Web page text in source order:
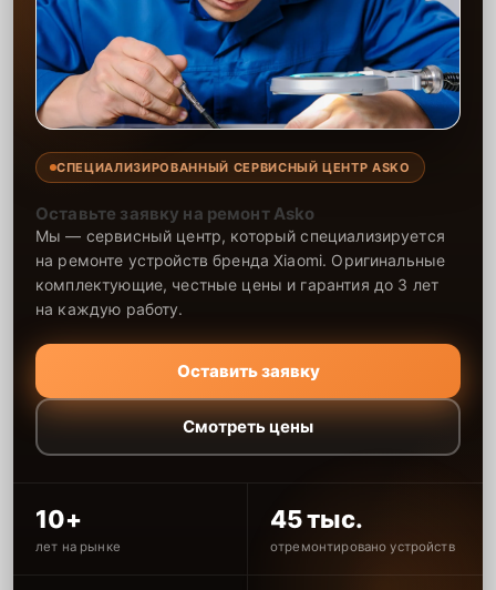
СПЕЦИАЛИЗИРОВАННЫЙ СЕРВИСНЫЙ ЦЕНТР ASKO
Оставьте заявку на ремонт Asko
Мы — сервисный центр, который специализируется
на ремонте устройств бренда Xiaomi. Оригинальные
комплектующие, честные цены и гарантия до 3 лет
на каждую работу.
Оставить заявку
Смотреть цены
10+
лет на рынке
45 тыс.
отремонтировано устройств